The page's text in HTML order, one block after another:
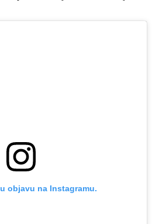
objavu na Instagramu.